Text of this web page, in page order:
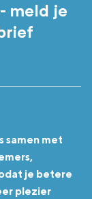
meld je
samen met
je betere
plezier